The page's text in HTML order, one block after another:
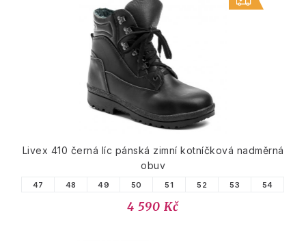
Livex 410 černá líc pánská zimní kotníčková nadměrná
obuv
47 48 49 50 51 52 53 54
4 590 Kč